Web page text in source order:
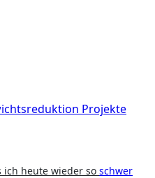
Projekte
ich heute wieder so schwer